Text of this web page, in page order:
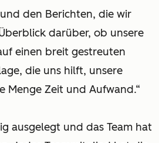
und den Berichten, die wir
darüber, ob unsere
einen breit gestreuten
die uns hilft, unsere
Menge Zeit und Aufwand.“
ausgelegt und das Team hat